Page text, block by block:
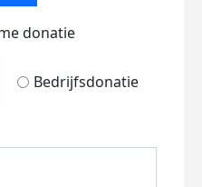
donatie
Bedrijfsdonatie